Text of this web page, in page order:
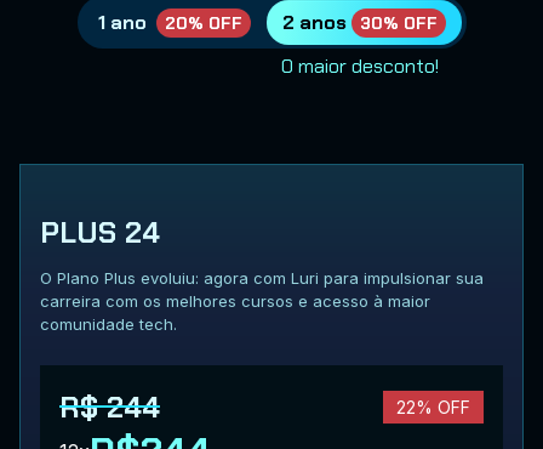
1 ano 20% OFF 2 anos 30% OFF
O maior desconto!
PLUS 24
O Plano Plus evoluiu: agora com Luri para impulsionar sua
carreira com os melhores cursos e acesso à maior
comunidade tech.
R$ 244 22% OFF